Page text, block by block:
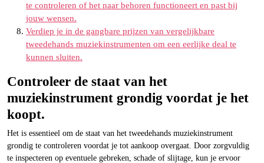
te controleren of het naar behoren functioneert en past bij
jouw wensen.
Verdiep je in de gangbare prijzen van vergelijkbare
tweedehands muziekinstrumenten om een eerlijke deal te
kunnen sluiten.
Controleer de staat van het
muziekinstrument grondig voordat je het
koopt.
Het is essentieel om de staat van het tweedehands muziekinstrument
grondig te controleren voordat je tot aankoop overgaat. Door zorgvuldig
te inspecteren op eventuele gebreken, schade of slijtage, kun je ervoor